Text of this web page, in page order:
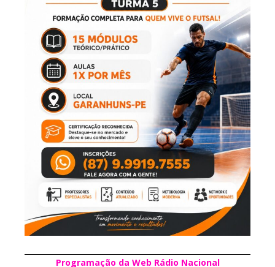
Programação da Web Rádio Nacional